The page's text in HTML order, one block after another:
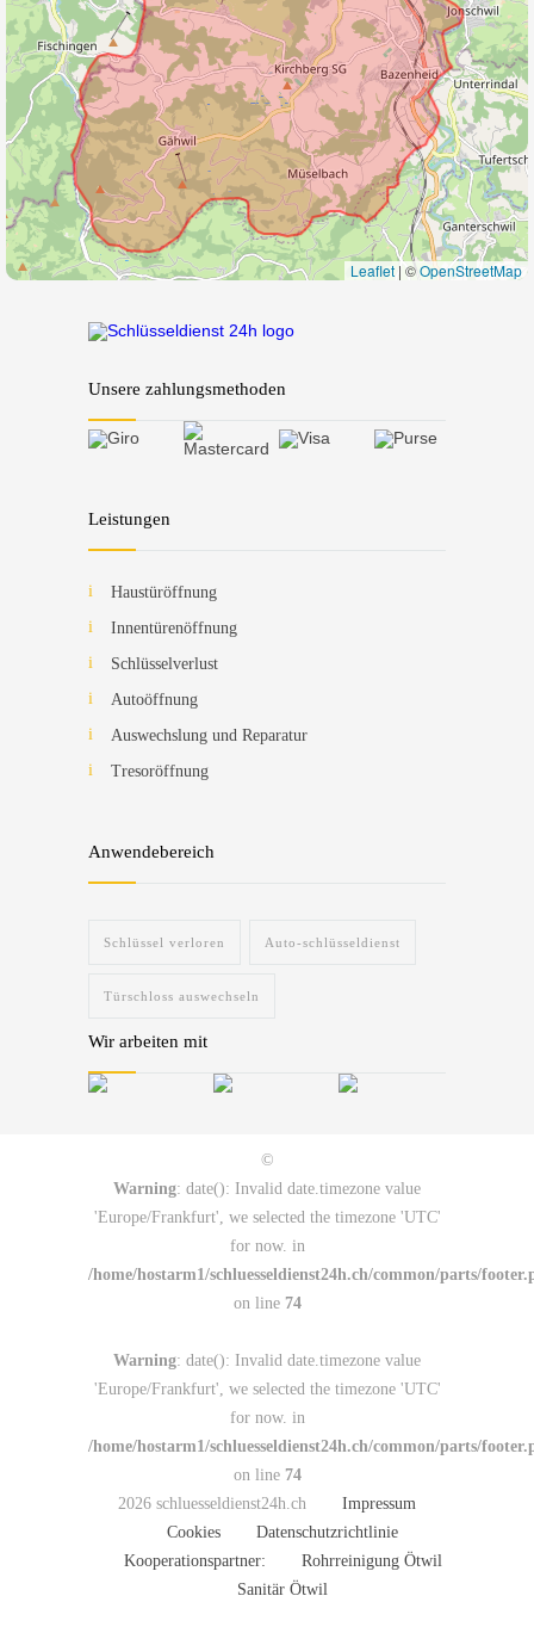
Leaflet | ©OpenStreetMap
Unsere zahlungsmethoden
Leistungen
Haustüröffnung
Innentürenöffnung
Schlüsselverlust
Autoöffnung
Auswechslung und Reparatur
Tresoröffnung
Anwendebereich
Schlüssel verloren Auto-schlüsseldienst
Türschloss auswechseln
Wir arbeiten mit
©
Warning: date(): Invalid date.timezone value
'Europe/Frankfurt', we selected the timezone 'UTC'
for now. in
/home/hostarm1/schluesseldienst24h.ch/common/parts/
on line 74
Warning: date(): Invalid date.timezone value
'Europe/Frankfurt', we selected the timezone 'UTC'
for now. in
/home/hostarm1/schluesseldienst24h.ch/common/parts/
on line 74
2026 schluesseldienst24h.ch
Impressum
Cookies
Datenschutzrichtlinie
Kooperationspartner:
Rohrreinigung Ötwil
Sanitär Ötwil